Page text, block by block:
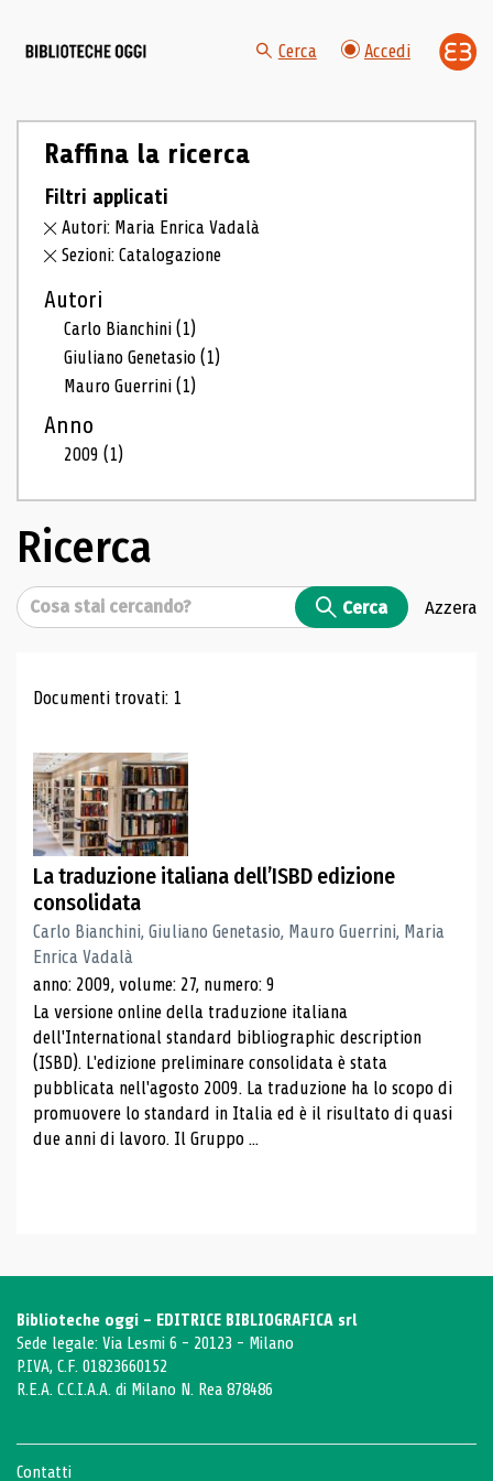
Cerca Accedi
Raffina la ricerca
Filtri applicati
Autori: Maria Enrica Vadalà
Sezioni: Catalogazione
Autori
Carlo Bianchini(1)
Giuliano Genetasio(1)
Mauro Guerrini(1)
Anno
2009(1)
Ricerca
Cerca Cerca Azzera
Risultati di ricerca
Documenti trovati: 1
La traduzione italiana dell’ISBD edizione
consolidata
Carlo Bianchini, Giuliano Genetasio, Mauro Guerrini, Maria
Enrica Vadalà
anno: 2009, volume: 27, numero: 9
La versione online della traduzione italiana
dell'International standard bibliographic description
(ISBD). L'edizione preliminare consolidata è stata
pubblicata nell'agosto 2009. La traduzione ha lo scopo di
promuovere lo standard in Italia ed è il risultato di quasi
due anni di lavoro. Il Gruppo ...
Biblioteche oggi - EDITRICE BIBLIOGRAFICA srl
Sede legale: Via Lesmi 6 - 20123 - Milano
P.IVA, C.F. 01823660152
R.E.A. C.C.I.A.A. di Milano N. Rea 878486
Contatti